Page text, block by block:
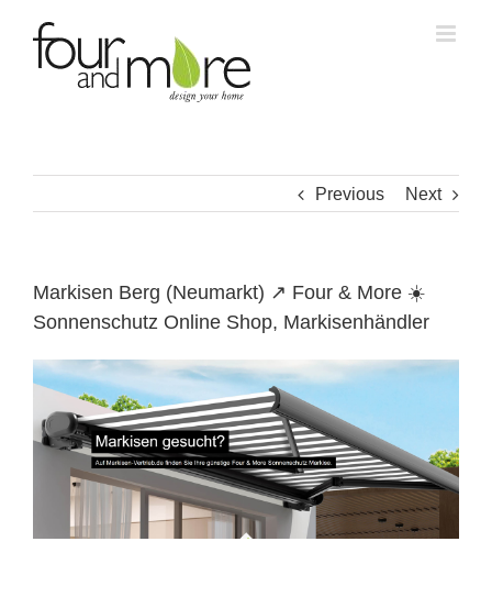
content
Previous Next
Markisen Berg (Neumarkt) ↗️ Four & More ☀️
Sonnenschutz Online Shop, Markisenhändler